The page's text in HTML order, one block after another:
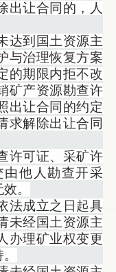
出让合同的，人
到国土资源主
与治理恢复方案
的期限内拒不改
矿产资源勘查许
出让合同的约定
求解除出让合同
可证、采矿许
他人勘查开采
。
成立之日起具
未经国土资源主
办理矿业权变更